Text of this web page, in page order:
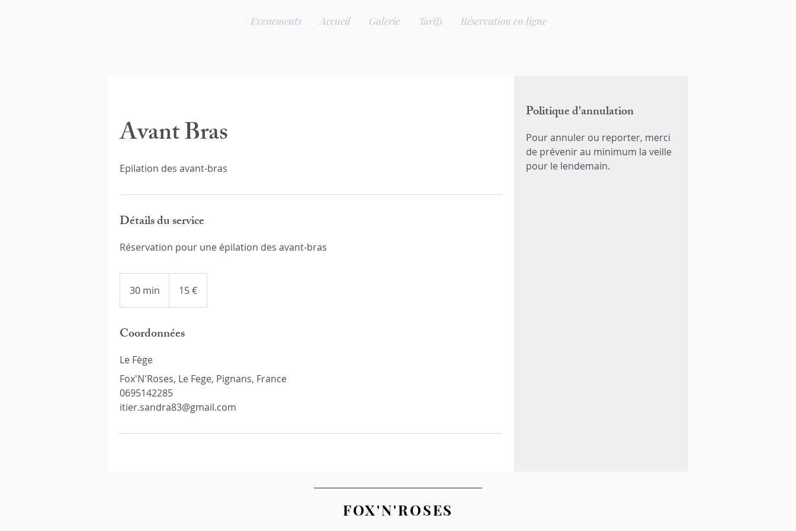
Evenements Accueil Galerie Tarifs Réservation en ligne
Avant Bras
Epilation des avant-bras
Détails du service
Réservation pour une épilation des avant-bras
30 min
0
i
15 €
Coordonnées
Le Fège
Fox'N'Roses, Le Fege, Pignans, France
0695142285
itier.sandra83@gmail.com
Politique d'annulation
Pour annuler ou reporter, merci
de prévenir au minimum la veille
pour le lendemain.
FOX'N'ROSES